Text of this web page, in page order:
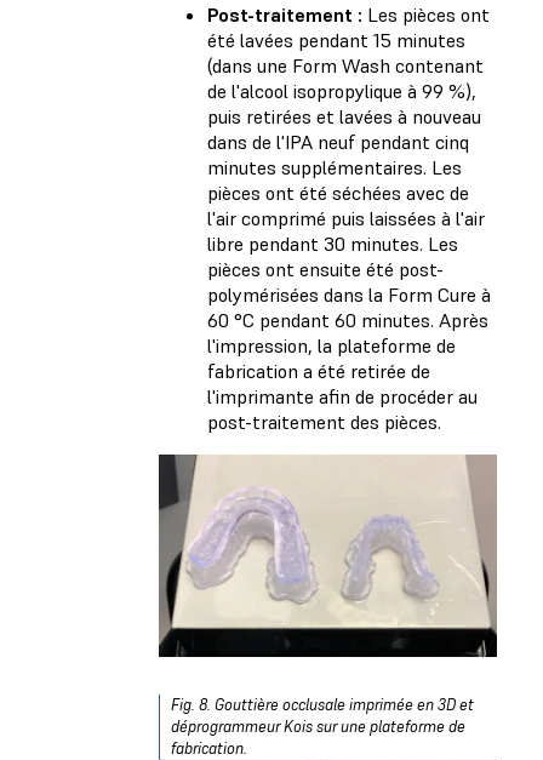
Post-traitement : Les pièces ont
été lavées pendant 15 minutes
(dans une Form Wash contenant
de l'alcool isopropylique à 99 %),
puis retirées et lavées à nouveau
dans de l'IPA neuf pendant cinq
minutes supplémentaires. Les
pièces ont été séchées avec de
l'air comprimé puis laissées à l'air
libre pendant 30 minutes. Les
pièces ont ensuite été post-
polymérisées dans la Form Cure à
60 °C pendant 60 minutes. Après
l'impression, la plateforme de
fabrication a été retirée de
l'imprimante afin de procéder au
post-traitement des pièces.
Fig. 8. Gouttière occlusale imprimée en 3D et
déprogrammeur Kois sur une plateforme de
fabrication.